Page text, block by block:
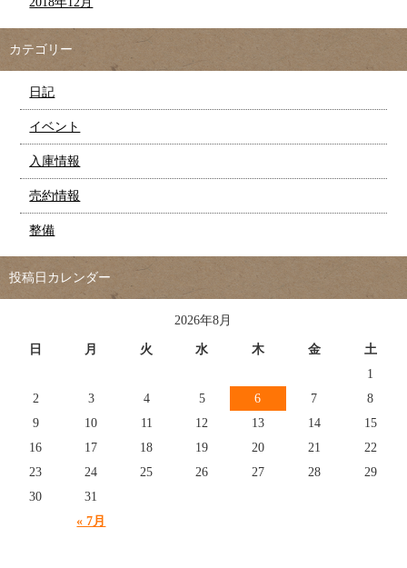
カテゴリー
日記
イベント
入庫情報
売約情報
整備
投稿日カレンダー
2026年8月
日 月 火 水 木 金 土
« 7月
1
2
3 4 5 6 7
8
9
10 11 12 13 14
15
16
17 18 19 20 21
22
23
24 25 26 27 28
29
30
31